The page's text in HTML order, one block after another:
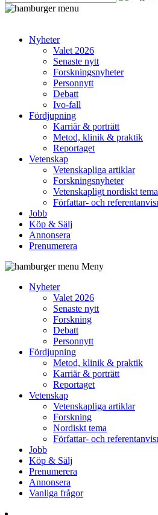
Nyheter
Valet 2026
Senaste nytt
Forskningsnyheter
Personnytt
Debatt
Ivo-fall
Fördjupning
Karriär & porträtt
Metod, klinik & praktik
Reportaget
Vetenskap
Vetenskapliga artiklar
Forskningsnyheter
Vetenskapligt nordiskt tema
Författar- och
Jobb
Köp & Sälj
Annonsera
Prenumerera
Meny
Nyheter
Valet 2026
Senaste nytt
Forskning
Debatt
Personnytt
Fördjupning
Metod, klinik & praktik
Karriär & porträtt
Reportaget
Vetenskap
Vetenskapliga artiklar
Forskning
Nordiskt tema
Författar- och
Jobb
Köp & Sälj
Prenumerera
Annonsera
Vanliga frågor